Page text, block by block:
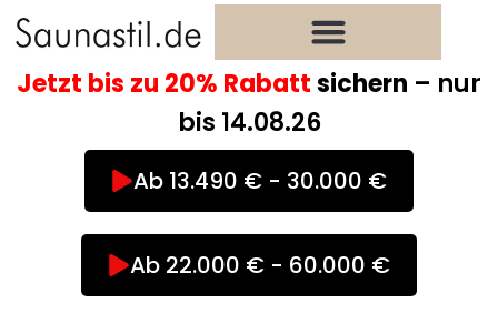
Zum
Inhalt
springen
Jetzt bis zu 20% Rabattsichern – nur
bis 14.08.26
Ab 13.490 € - 30.000 €
Ab 22.000 € - 60.000 €